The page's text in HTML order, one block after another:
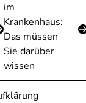
im
Krankenhaus:
Das müssen
Sie darüber
wissen